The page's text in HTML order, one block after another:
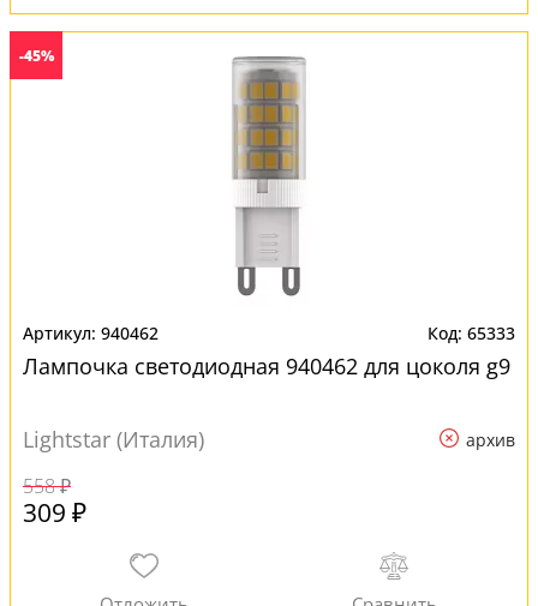
-45%
940462 65333
Лампочка светодиодная 940462 для цоколя g9
Lightstar (Италия) архив
558 ₽
309 ₽